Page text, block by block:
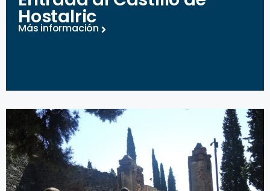
Hostalric
Más información